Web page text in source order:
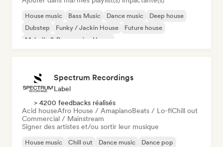
House music Bass Music Dance music
Deep house
Dubstep
Funky / Jackin House
Future house
Melodic & Progressive House
Spectrum Recordings
Label
> 4200 feedbacks réalisés
Acid houseAfro House / AmapianoBeats / Lo-fiChill out
Commercial / Mainstream
Signer des artistes et/ou sortir leur musique
House music Chill out Dance music
Dance pop